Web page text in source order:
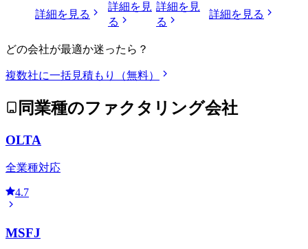
詳細を見る
詳細を見
る
詳細を見
る
詳細を見る
どの会社が最適か迷ったら？
複数社に一括見積もり（無料）
同業種のファクタリング会社
OLTA
全業種対応
4.7
MSFJ